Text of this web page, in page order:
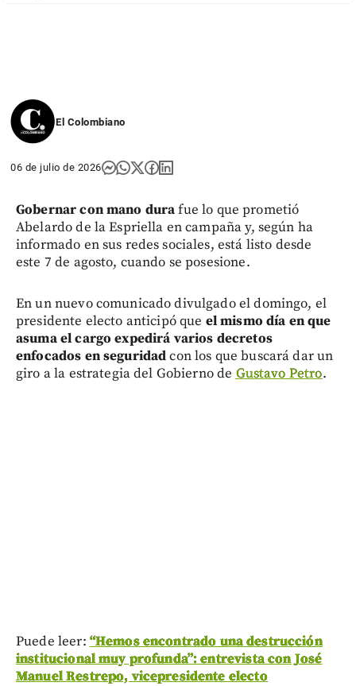
El Colombiano
06 de julio de 2026
Gobernar con mano durafue lo que prometió
Abelardo de la Espriella en campaña y, según ha
informado en sus redes sociales, está listo desde
este 7 de agosto, cuando se posesione.
En un nuevo comunicado divulgado el domingo, el
presidente electo anticipó que el mismo día en que
asuma el cargo expedirá varios decretos
enfocados en seguridadcon los que buscará dar un
giro a la estrategia del Gobierno de Gustavo Petro.
Puede leer: “Hemos encontrado una destrucción
institucional muy profunda”: entrevista con José
Manuel Restrepo, vicepresidente electo